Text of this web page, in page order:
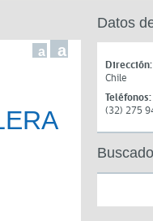
a a
Datos
Dirección:
Chile
Teléfonos:
(32) 275